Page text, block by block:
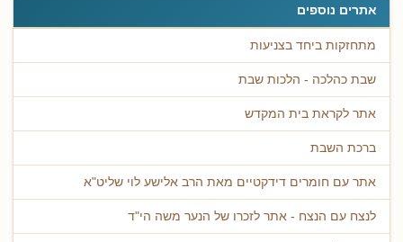
אתרים נוספים
מתחזקות ביחד בצניעות
שבת כהלכה - הלכות שבת
אתר לקראת בית המקדש
ברכת השבת
אתר עם חומרים דידקטיים מאת הרב אלישע לוי שליט"א
לנצח עם הנצח - אתר לזכרו של הנער משה הי"ד